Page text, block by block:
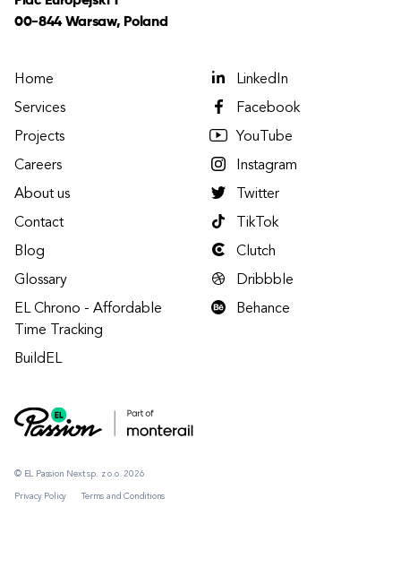
00-844 Warsaw, Poland
© EL Passion Next sp. z o.o. 2026
Privacy Policy Terms and Conditions
Home
Services
Projects
Careers
About us
Contact
Blog
Glossary
EL Chrono - Affordable
Time Tracking
BuildEL
LinkedIn
Facebook
YouTube
Instagram
Twitter
TikTok
Clutch
Dribbble
Behance